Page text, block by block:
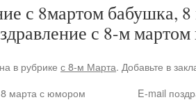
с 8мартом бабушка, 8
с 8-м мартом
в рубрике с 8-м Марта. Добавьте в
марта с юмором E-mail